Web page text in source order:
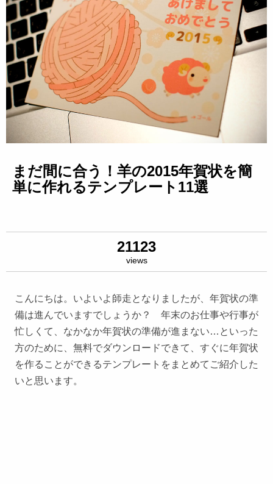
まだ間に合う！羊の2015年賀状を簡
単に作れるテンプレート11選
21123
views
こんにちは。いよいよ師走となりましたが、年賀状の準
備は進んでいますでしょうか？ 年末のお仕事や行事が
忙しくて、なかなか年賀状の準備が進まない…といった
方のために、無料でダウンロードできて、すぐに年賀状
を作ることができるテンプレートをまとめてご紹介した
いと思います。